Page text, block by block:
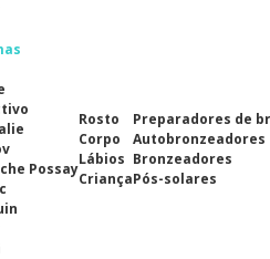
Possay
Rosto
Corpo
Lábios
Criança
Preparadores de
Autobronzeadores
Bronzeadores
Pós-solares